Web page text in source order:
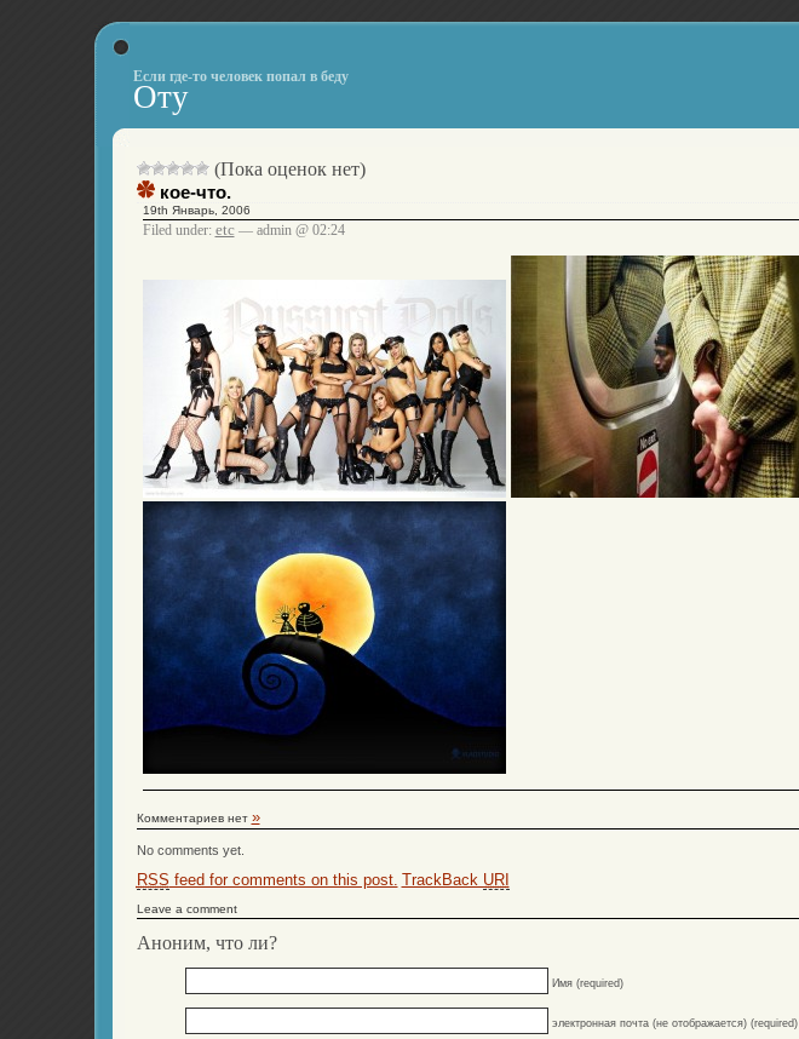
Если где-то человек попал в беду
Оту
(Пока оценок нет)
кое-что.
19th Январь, 2006
Filed under: etc — admin @ 02:24
Комментариев нет »
No comments yet.
RSS feed for comments on this post. TrackBack URI
Leave a comment
Аноним, что ли?
Имя (required)
электронная почта (не отображается) (required)